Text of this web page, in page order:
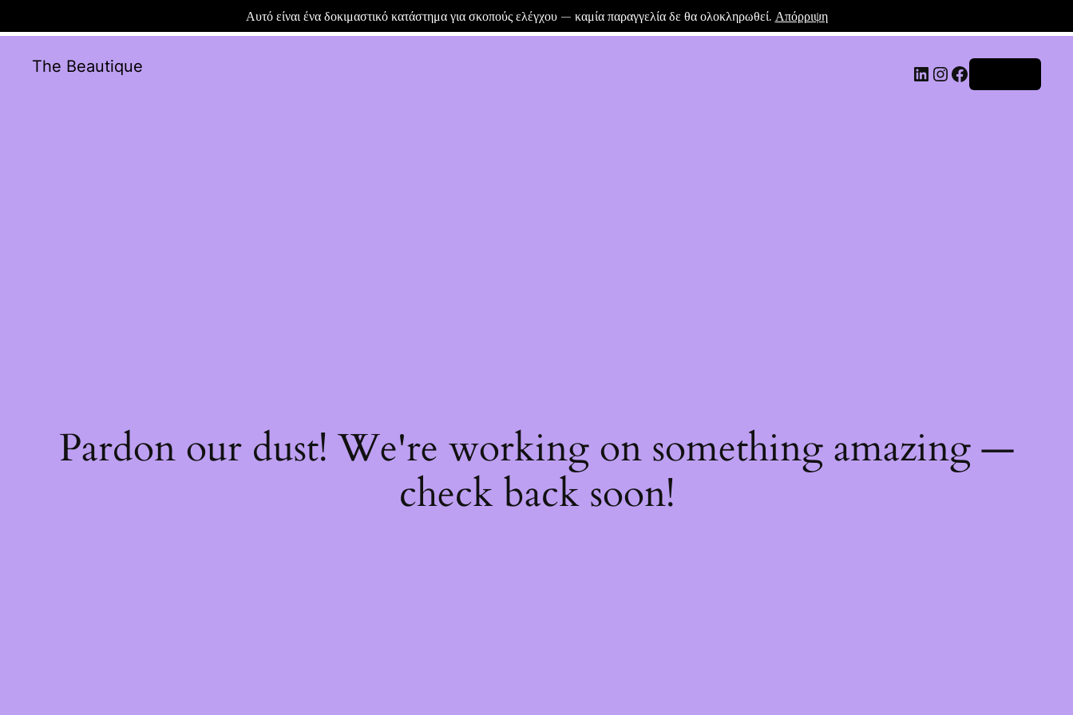
Αυτό είναι ένα δοκιμαστικό κατάστημα για σκοπούς ελέγχου — καμία παραγγελία δε θα ολοκληρωθεί. Απόρριψη
The Beautique
Pardon our dust! We're working on something amazing —
check back soon!